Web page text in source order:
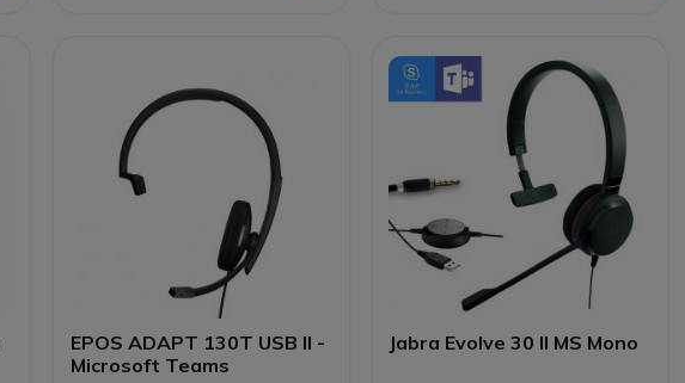
EPOS ADAPT 130T USB II -
Microsoft Teams
Jabra Evolve 30 II MS Mono